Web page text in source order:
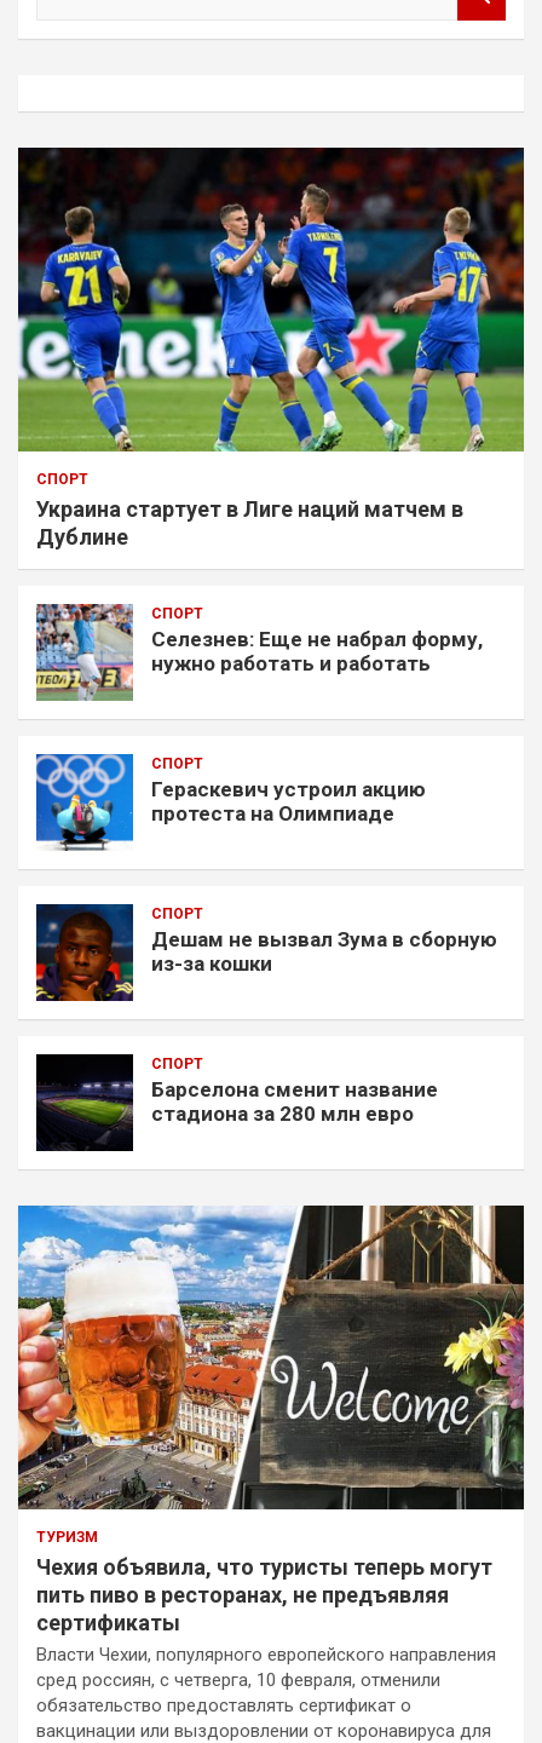
СПОРТ
Украина стартует в Лиге наций матчем в
Дублине
СПОРТ
Селезнев: Еще не набрал форму,
нужно работать и работать
СПОРТ
Гераскевич устроил акцию
протеста на Олимпиаде
СПОРТ
Дешам не вызвал Зума в сборную
из-за кошки
СПОРТ
Барселона сменит название
стадиона за 280 млн евро
ТУРИЗМ
Чехия объявила, что туристы теперь могут
пить пиво в ресторанах, не предъявляя
сертификаты
Власти Чехии, популярного европейского направления
сред россиян, с четверга, 10 февраля, отменили
обязательство предоставлять сертификат о
вакцинации или выздоровлении от коронавируса для